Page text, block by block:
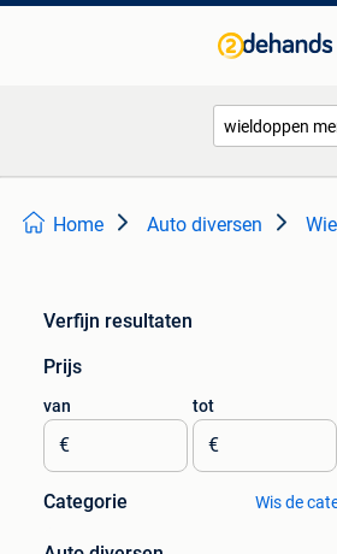
Home Auto diversen
Verfijn resultaten
Prijs
van
€
tot
€
Categorie Wis de